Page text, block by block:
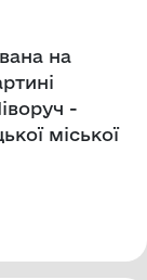
на
-
міської